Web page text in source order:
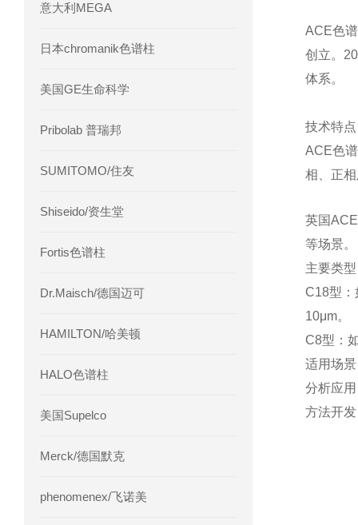
意大利MEGA
日本chromanik色谱柱
美国GE生命科学
Pribolab 普瑞邦
SUMITOMO/住友
Shiseido/资生堂
Fortis色谱柱
Dr.Maisch/德国迈可
HAMILTON/哈美顿
HALO色谱柱
美国Supelco
Merck/德国默克
phenomenex/飞诺美
ACE色
创立。
体系。 ‌‌
技术特点
ACE色
相、正
英国
等场景。
主要类型
‌C18型‌：
10μm。 ‌
‌C8型‌：
适用场景
分析应
方法开